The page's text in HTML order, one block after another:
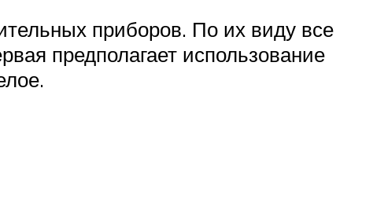
приборов. По их виду все
предполагает использование